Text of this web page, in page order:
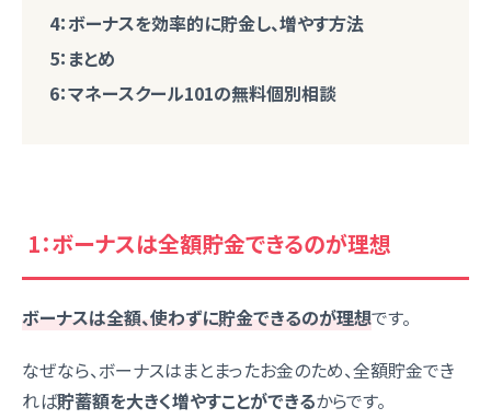
4：ボーナスを効率的に貯金し、増やす方法
5：まとめ
6：マネースクール101の無料個別相談
1：ボーナスは全額貯金できるのが理想
ボーナスは全額、使わずに貯金できるのが理想です。
なぜなら、ボーナスはまとまったお金のため、全額貯金でき
れば貯蓄額を大きく増やすことができるからです。